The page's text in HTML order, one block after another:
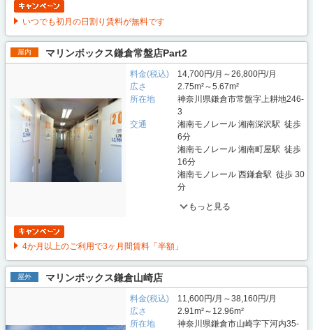
いつでも初月の日割り賃料が無料です
屋内 マリンボックス鎌倉常盤店Part2
料金(税込)
14,700円/月～26,800円/月
広さ
2.75m²～5.67m²
所在地
神奈川県鎌倉市常盤字上耕地246-
3
交通
湘南モノレール 湘南深沢駅 徒歩
6分
湘南モノレール 湘南町屋駅 徒歩
16分
湘南モノレール 西鎌倉駅 徒歩 30
分
もっと見る
4か月以上のご利用で3ヶ月間賃料「半額」
屋外 マリンボックス鎌倉山崎店
料金(税込)
11,600円/月～38,160円/月
広さ
2.91m²～12.96m²
所在地
神奈川県鎌倉市山崎字下河内35-